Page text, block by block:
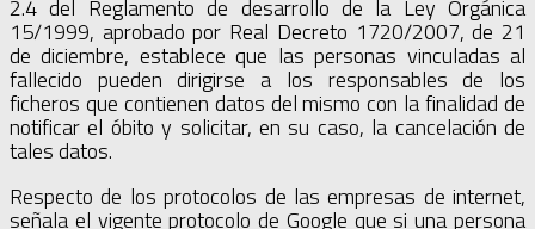
2.4 del Reglamento de desarrollo de la Ley Orgánica
15/1999, aprobado por Real Decreto 1720/2007, de 21
de diciembre, establece que las personas vinculadas al
fallecido pueden dirigirse a los responsables de los
ficheros que contienen datos del mismo con la finalidad de
notificar el óbito y solicitar, en su caso, la cancelación de
tales datos.
Respecto de los protocolos de las empresas de internet,
señala el vigente protocolo de Google que si una persona